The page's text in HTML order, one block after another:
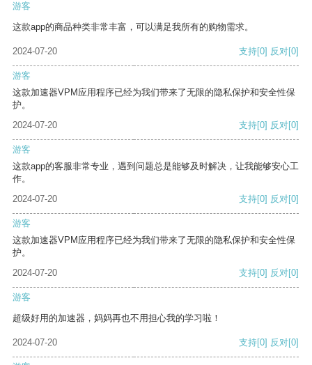
游客
这款app的商品种类非常丰富，可以满足我所有的购物需求。
2024-07-20 支持[0] 反对[0]
游客
这款加速器VPM应用程序已经为我们带来了无限的隐私保护和安全性保
护。
2024-07-20
支持[0] 反对[0]
游客
这款app的客服非常专业，遇到问题总是能够及时解决，让我能够安心工
作。
2024-07-20
支持[0] 反对[0]
游客
这款加速器VPM应用程序已经为我们带来了无限的隐私保护和安全性保
护。
2024-07-20
支持[0] 反对[0]
游客
超级好用的加速器，妈妈再也不用担心我的学习啦！
2024-07-20 支持[0] 反对[0]